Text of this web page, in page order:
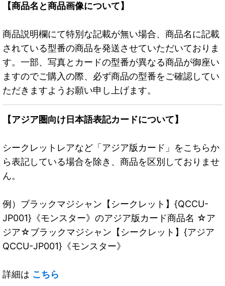
【商品名と商品画像について】
商品説明欄にて特別な記載が無い場合、商品名に記載
されている型番の商品を発送させていただいておりま
す。一部、写真とカードの型番が異なる商品が御座い
ますのでご購入の際、必ず商品の型番をご確認してい
ただきますようお願い申し上げます。
【アジア圏向け日本語表記カードについて】
シークレットレアなど「アジア版カード」をこちらか
ら表記している場合を除き、商品を区別しておりませ
ん。
例）ブラックマジシャン【シークレット】{QCCU-
JP001}《モンスター》のアジア版カード商品名 ☆ア
ジア☆ブラックマジシャン【シークレット】{アジア
QCCU-JP001}《モンスター》
詳細は こちら